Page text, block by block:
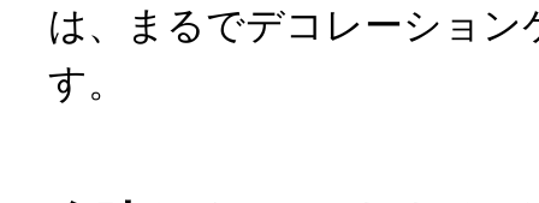
は、まるでデコレーション
す。